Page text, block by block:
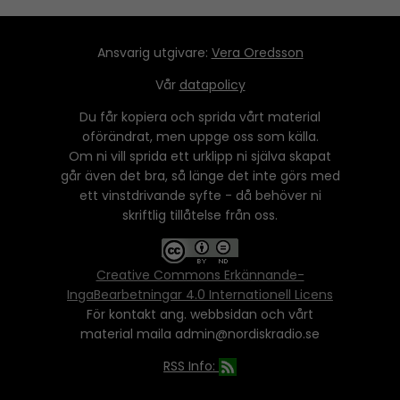
Ansvarig utgivare: Vera Oredsson
Vår datapolicy
Du får kopiera och sprida vårt material
oförändrat, men uppge oss som källa.
Om ni vill sprida ett urklipp ni själva skapat
går även det bra, så länge det inte görs med
ett vinstdrivande syfte - då behöver ni
skriftlig tillåtelse från oss.
Creative Commons Erkännande-
IngaBearbetningar 4.0 Internationell Licens
För kontakt ang. webbsidan och vårt
material maila admin@nordiskradio.se
RSS Info: